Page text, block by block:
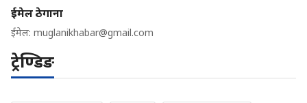
ईमेल ठेगाना
ईमेल: muglanikhabar@gmail.com
ट्रेण्डिङ